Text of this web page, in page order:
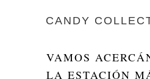
CANDY
VAMOS
LA ESTACIÓN